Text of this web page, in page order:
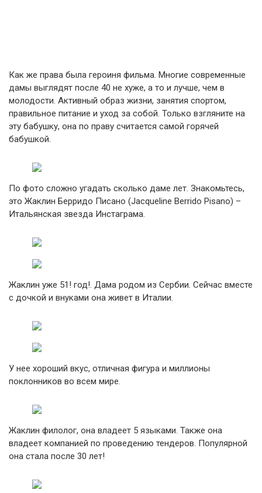
Как же права была героиня фильма. Многие современные
дамы выглядят после 40 не хуже, а то и лучше, чем в
молодости. Активный образ жизни, занятия спортом,
правильное питание и уход за собой. Только взгляните на
эту бабушку, она по праву считается самой горячей
бабушкой.
По фото сложно угадать сколько даме лет. Знакомьтесь,
это Жаклин Берридо Писано (Jacqueline Berrido Pisano) –
Итальянская звезда Инстаграма.
Жаклин уже 51! год!. Дама родом из Сербии. Сейчас вместе
с дочкой и внуками она живет в Италии.
У нее хороший вкус, отличная фигура и миллионы
поклонников во всем мире.
Жаклин филолог, она владеет 5 языками. Также она
владеет компанией по проведению тендеров. Популярной
она стала после 30 лет!